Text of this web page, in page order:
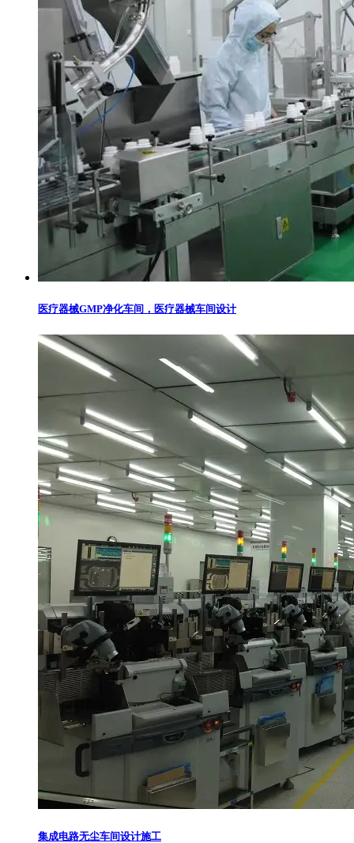
医疗器械GMP净化车间，医疗器械车间设计
集成电路无尘车间设计施工